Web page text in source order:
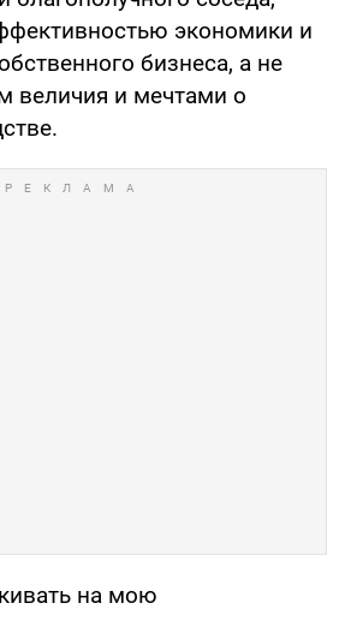
экономики и
бизнеса, а не
величия и мечтами о
на мою